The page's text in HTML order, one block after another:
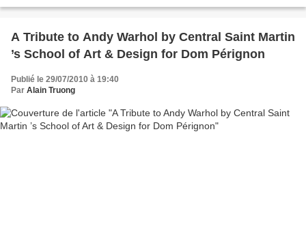
A Tribute to Andy Warhol by Central Saint Martin
’s School of Art & Design for Dom Pérignon
Publié le 29/07/2010 à 19:40
Par Alain Truong